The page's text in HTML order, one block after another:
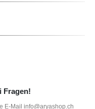
Fragen!
E-Mail info@aryashop.ch